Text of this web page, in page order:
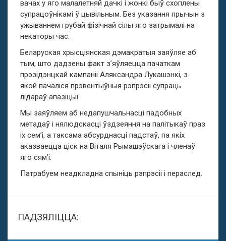
вачах у яго малалетняй дачкі і жонкі быў схоплены
супрацоўнікамі ў цывільным. Без указання прычын з
ужываннем грубай фізічнай сілы яго затрымалі на
некаторы час.
Беларуская хрысціянская дэмакратыя заяўляе аб
тым, што дадзены факт з’яўляецца пачаткам
прэзідэнцкай кампаніі Аляксандра Лукашэнкі, з
якой пачаліся прэвентыўныя рэпрэсіі супраць
лідараў апазіцыі.
Мы заяўляем аб недапушчальнасці падобных
метадаў і нялюдскасці ўздзеяння на палітыкаў праз
іх сем’і, а таксама абсурднасці падстаў, па якіх
аказваецца ціск на Віталя Рымашэўскага і членаў
яго сям’і.
Патрабуем неадкладна спыніць рэпрэсіі і пераслед.
ПАДЗЯЛІЦЦА: